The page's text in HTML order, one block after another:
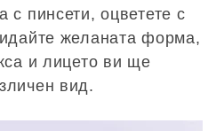
с пинсети, оцветете с
желаната форма,
и лицето ви ще
вид.